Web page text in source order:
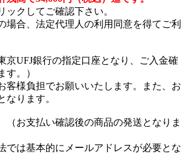
ックしてご確認下さい。
場合、法定代理人の利用同意を得てご利
京UFJ銀行の指定口座となり、ご入金確
す。）
様負担でお願いいたします。また、お
なります。
（お支払い確認後の商品の発送となりま
では基本的にメールアドレスが必要とな